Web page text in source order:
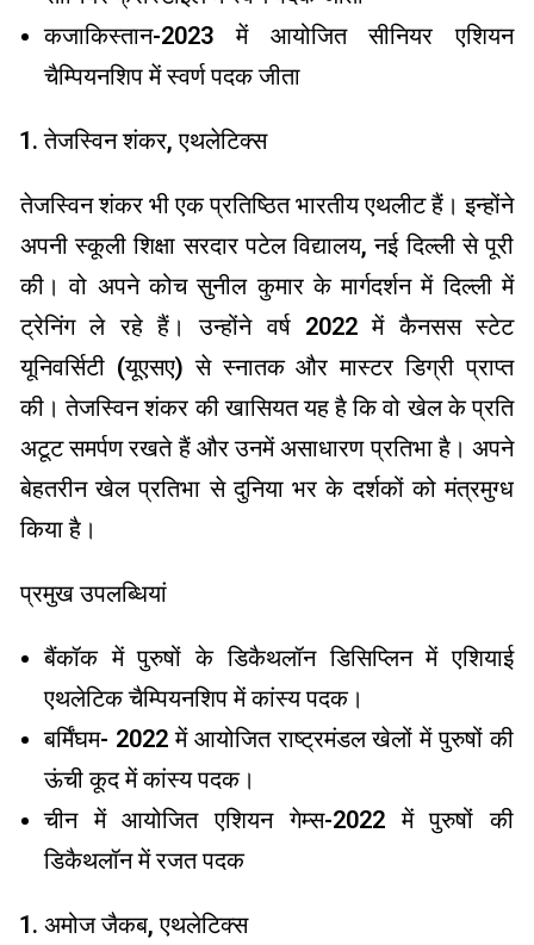
कजाकिस्तान-2023 में आयोजित सीनियर एशियन
चैम्पियनशिप में स्वर्ण पदक जीता
तेजस्विन शंकर, एथलेटिक्स
तेजस्विन शंकर भी एक प्रतिष्ठित भारतीय एथलीट हैं। इन्होंने
अपनी स्कूली शिक्षा सरदार पटेल विद्यालय, नई दिल्ली से पूरी
की। वो अपने कोच सुनील कुमार के मार्गदर्शन में दिल्ली में
ट्रेनिंग ले रहे हैं। उन्होंने वर्ष 2022 में कैनसस स्टेट
यूनिवर्सिटी (यूएसए) से स्नातक और मास्टर डिग्री प्राप्त
की। तेजस्विन शंकर की खासियत यह है कि वो खेल के प्रति
अटूट समर्पण रखते हैं और उनमें असाधारण प्रतिभा है। अपने
बेहतरीन खेल प्रतिभा से दुनिया भर के दर्शकों को मंत्रमुग्ध
किया है।
प्रमुख उपलब्धियां
बैंकॉक में पुरुषों के डिकैथलॉन डिसिप्लिन में एशियाई
एथलेटिक चैम्पियनशिप में कांस्य पदक।
बर्मिंघम- 2022 में आयोजित राष्ट्रमंडल खेलों में पुरुषों की
ऊंची कूद में कांस्य पदक।
चीन में आयोजित एशियन गेम्स-2022 में पुरुषों की
डिकैथलॉन में रजत पदक
अमोज जैकब, एथलेटिक्स